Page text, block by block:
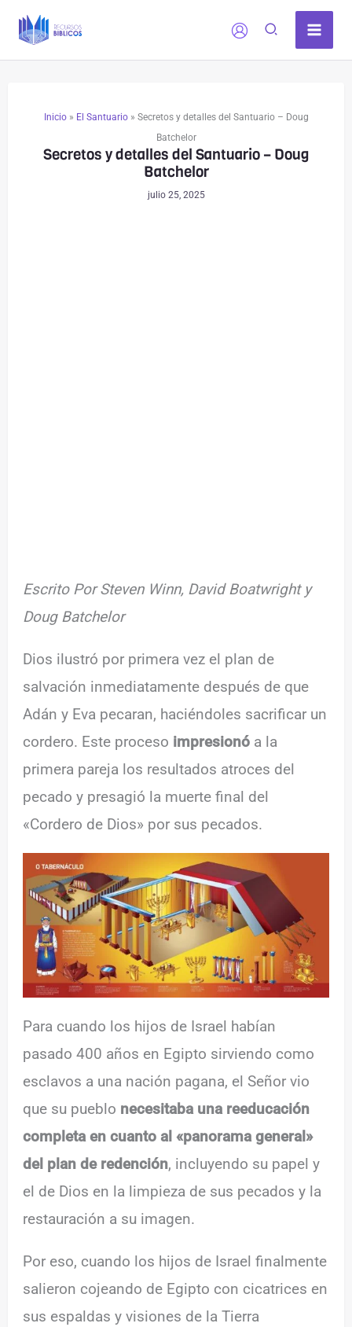
Inicio» El Santuario» Secretos y detalles del Santuario – Doug
Batchelor
Secretos y detalles del Santuario – Doug
Batchelor
julio 25, 2025
Escrito Por Steven Winn, David Boatwright y
Doug Batchelor
Dios ilustró por primera vez el plan de
salvación inmediatamente después de que
Adán y Eva pecaran, haciéndoles sacrificar un
cordero. Este proceso impresionó a la
primera pareja los resultados atroces del
pecado y presagió la muerte final del
«Cordero de Dios» por sus pecados.
Para cuando los hijos de Israel habían
pasado 400 años en Egipto sirviendo como
esclavos a una nación pagana, el Señor vio
que su pueblo necesitaba una reeducación
completa en cuanto al «panorama general»
del plan de redención, incluyendo su papel y
el de Dios en la limpieza de sus pecados y la
restauración a su imagen.
Por eso, cuando los hijos de Israel finalmente
salieron cojeando de Egipto con cicatrices en
sus espaldas y visiones de la Tierra